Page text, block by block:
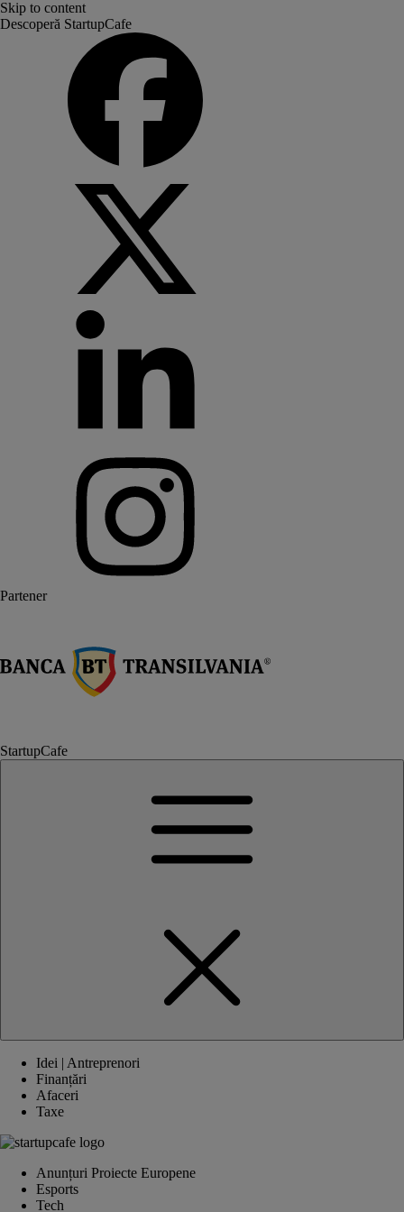
Skip to content
Descoperă StartupCafe
Partener
StartupCafe
Idei | Antreprenori
Finanțări
Afaceri
Taxe
Anunțuri Proiecte Europene
Esports
Tech